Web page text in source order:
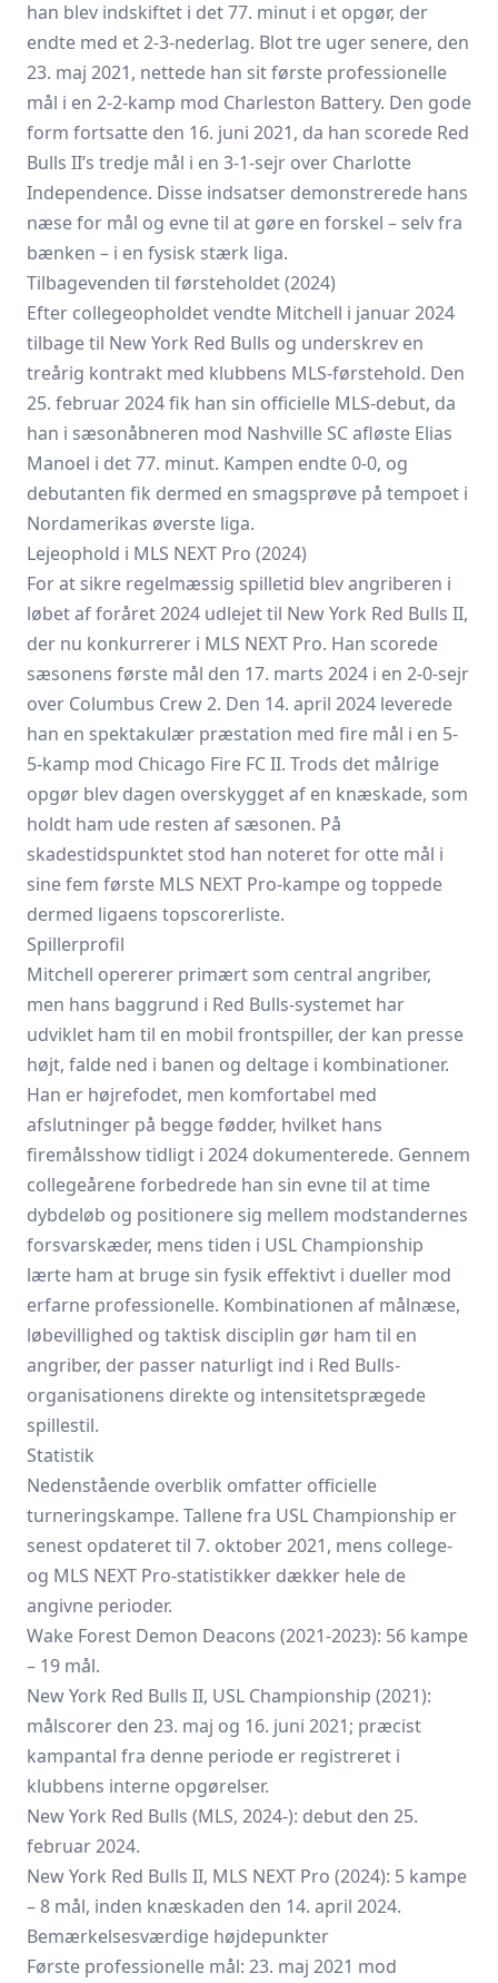
han blev indskiftet i det 77. minut i et opgør, der
endte med et 2-3-nederlag. Blot tre uger senere, den
23. maj 2021, nettede han sit første professionelle
mål i en 2-2-kamp mod Charleston Battery. Den gode
form fortsatte den 16. juni 2021, da han scorede Red
Bulls II’s tredje mål i en 3-1-sejr over Charlotte
Independence. Disse indsatser demonstrerede hans
næse for mål og evne til at gøre en forskel – selv fra
bænken – i en fysisk stærk liga.
Tilbagevenden til førsteholdet (2024)
Efter collegeopholdet vendte Mitchell i januar 2024
tilbage til New York Red Bulls og underskrev en
treårig kontrakt med klubbens MLS-førstehold. Den
25. februar 2024 fik han sin officielle MLS-debut, da
han i sæsonåbneren mod Nashville SCafløste Elias
Manoel i det 77. minut. Kampen endte 0-0, og
debutanten fik dermed en smagsprøve på tempoet i
Nordamerikas øverste liga.
Lejeophold i MLS NEXT Pro (2024)
For at sikre regelmæssig spilletid blev angriberen i
løbet af foråret 2024 udlejet til New York Red Bulls II,
der nu konkurrerer i MLS NEXT Pro. Han scorede
sæsonens første mål den 17. marts 2024 i en 2-0-sejr
over Columbus Crew 2. Den 14. april 2024 leverede
han en spektakulær præstation med fire mål i en 5-
5-kamp mod Chicago Fire FCII. Trods det målrige
opgør blev dagen overskygget af en knæskade, som
holdt ham ude resten af sæsonen. På
skadestidspunktet stod han noteret for otte mål i
sine fem første MLS NEXT Pro-kampe og toppede
dermed ligaens topscorerliste.
Spillerprofil
Mitchell opererer primært som central angriber,
men hans baggrund i Red Bulls-systemet har
udviklet ham til en mobil frontspiller, der kan presse
højt, falde ned i banen og deltage i kombinationer.
Han er højrefodet, men komfortabel med
afslutninger på begge fødder, hvilket hans
firemålsshow tidligt i 2024 dokumenterede. Gennem
collegeårene forbedrede han sin evne til at time
dybdeløb og positionere sig mellem modstandernes
forsvarskæder, mens tiden i USL Championship
lærte ham at bruge sin fysik effektivt i dueller mod
erfarne professionelle. Kombinationen af målnæse,
løbevillighed og taktisk disciplin gør ham til en
angriber, der passer naturligt ind i Red Bulls-
organisationens direkte og intensitetsprægede
spillestil.
Statistik
Nedenstående overblik omfatter officielle
turneringskampe. Tallene fra USL Championship er
senest opdateret til 7. oktober 2021, mens college-
og MLS NEXT Pro-statistikker dækker hele de
angivne perioder.
Wake Forest Demon Deacons (2021-2023): 56 kampe
– 19 mål.
New York Red Bulls II, USL Championship (2021):
målscorer den 23. maj og 16. juni 2021; præcist
kampantal fra denne periode er registreret i
klubbens interne opgørelser.
New York Red Bulls (MLS, 2024-): debut den 25.
februar 2024.
New York Red Bulls II, MLS NEXT Pro (2024): 5 kampe
– 8 mål, inden knæskaden den 14. april 2024.
Bemærkelsesværdige højdepunkter
Første professionelle mål: 23. maj 2021 mod